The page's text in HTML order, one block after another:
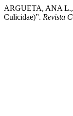
ARGUETA, ANA L.,
Culicidae)”. Revista